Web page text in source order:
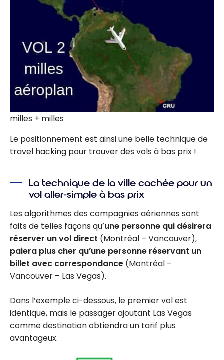
milles + milles
Le positionnement est ainsi une belle technique de
travel hacking pour trouver des vols à bas prix !
La technique de la ville cachée pour un
vol aller-simple à bas prix
Les algorithmes des compagnies aériennes sont
faits de telles façons qu’une personne qui désirera
réserver un vol direct (Montréal – Vancouver),
paiera plus cher qu’une personne réservant un
billet avec correspondance (Montréal –
Vancouver – Las Vegas).
Dans l’exemple ci-dessous, le premier vol est
identique, mais le passager ajoutant Las Vegas
comme destination obtiendra un tarif plus
avantageux.